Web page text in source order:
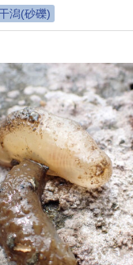
潟(砂礫)